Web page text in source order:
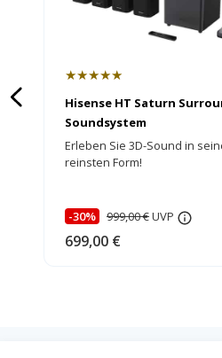
★★★★★
Hisense HT Saturn
Soundsystem
Erleben Sie 3D-Sound in
reinsten Form!
-30% 999,00 €UVP
699,00 €